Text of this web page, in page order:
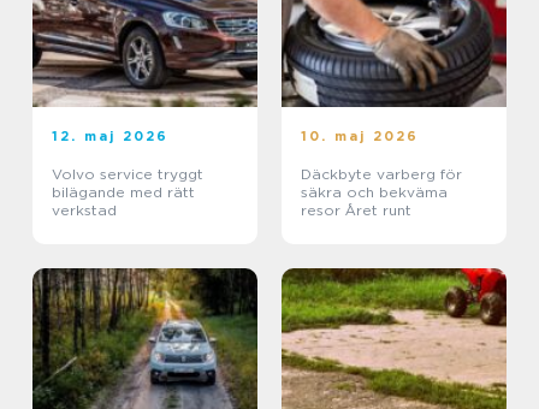
12. maj 2026
Volvo service tryggt
bilägande med rätt
verkstad
10. maj 2026
Däckbyte varberg för
säkra och bekväma
resor Året runt